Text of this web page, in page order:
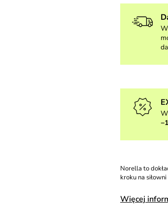
Norella to
kroku na
Więcej